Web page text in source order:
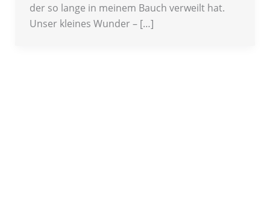
der so lange in meinem Bauch verweilt hat.
Unser kleines Wunder – […]